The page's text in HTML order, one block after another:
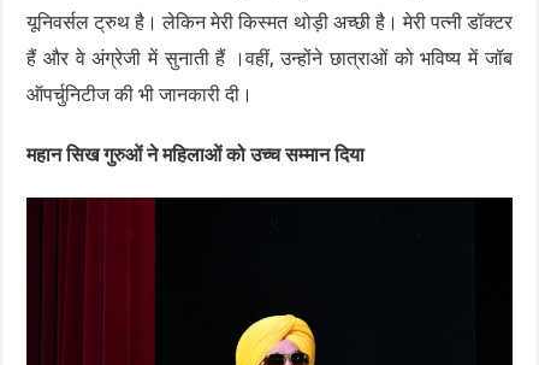
यूनिवर्सल ट्रुथ है। लेकिन मेरी किस्मत थोड़ी अच्छी है। मेरी पत्नी डॉक्टर
हैं और वे अंग्रेजी में सुनाती हैं ।वहीं, उन्होंने छात्राओं को भविष्य में जॉब
ऑपर्चुनिटीज की भी जानकारी दी।
महान सिख गुरुओं ने महिलाओं को उच्च सम्मान दिया